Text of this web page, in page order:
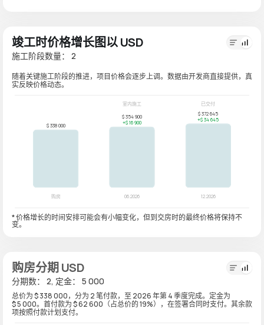
竣工时价格增长图以 USD
施工阶段数量： 2
随着关键施工阶段的推进，项目价格会逐步上调。数据由开发商直接提供，真
实反映价格动态。
* 价格增长的时间安排可能会有小幅变化，但到交房时的最终价格将保持不
变。
购房分期 USD
分期数： 2, 定金： 5 000
总价为 $ 338 000，分为 2 笔付款，至 2026 年第 4 季度完成。定金为
$ 5 000。首付款为 $ 62 600（占总价的 19%），在签署合同时支付。其余款
项按照付款计划支付。